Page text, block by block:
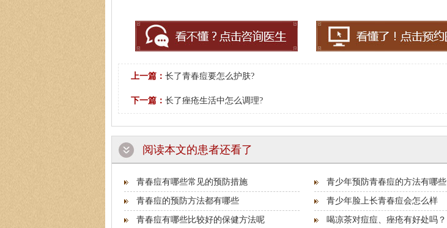
上一篇： 长了青春痘要怎么护肤?
下一篇： 长了痤疮生活中怎么调理?
阅读本文的患者还看了
青春痘有哪些常见的预防措施 青少年预防青春痘的方法有哪些
青春痘的预防方法都有哪些 青少年脸上长青春痘会怎么样
青春痘有哪些比较好的保健方法呢 喝凉茶对痘痘、痤疮有好处吗？